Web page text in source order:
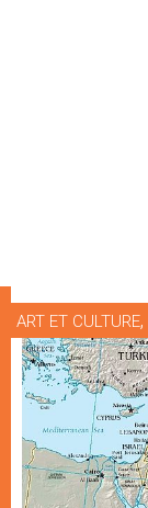
ART ET CULTURE,